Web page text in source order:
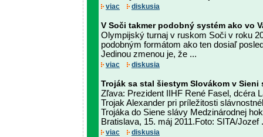
viac diskusia
V Soči takmer podobný systém ako vo
Olympijský turnaj v ruskom Soči v roku
podobným formátom ako ten dosiaľ
Jedinou zmenou je, že ...
viac diskusia
Troják sa stal šiestym Slovákom v Sieni
Zľava: Prezident IIHF René Fasel, dcéra
Trojak Alexander pri príležitosti
Trojáka do Siene slávy Medzinárodnej
Bratislava, 15. máj 2011.Foto: SITA/Jozef
viac diskusia